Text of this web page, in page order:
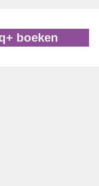
boeken